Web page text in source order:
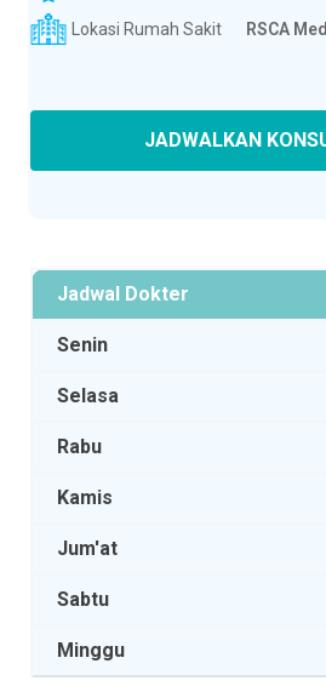
Lokasi Rumah Sakit RSCA
JADWALKAN
Jadwal Dokter
Senin
Selasa
Rabu
Kamis
Jum'at
Sabtu
Minggu